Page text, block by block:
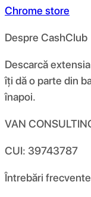
Chrome store
Despre CashClub
Descarcă
îți dă o parte din
înapoi.
VAN
CUI: 39743787
Întrebări frecvente